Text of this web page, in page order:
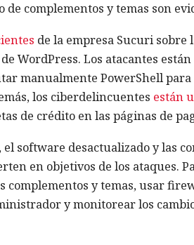
complementos y temas son
de la empresa Sucuri sobre
WordPress. Los atacantes
manualmente PowerShell
los ciberdelincuentes están
de crédito en las páginas de
software desactualizado y las
en objetivos de los ataques.
y temas, usar
y monitorear los